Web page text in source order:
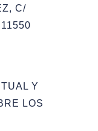
C/
Y
LOS